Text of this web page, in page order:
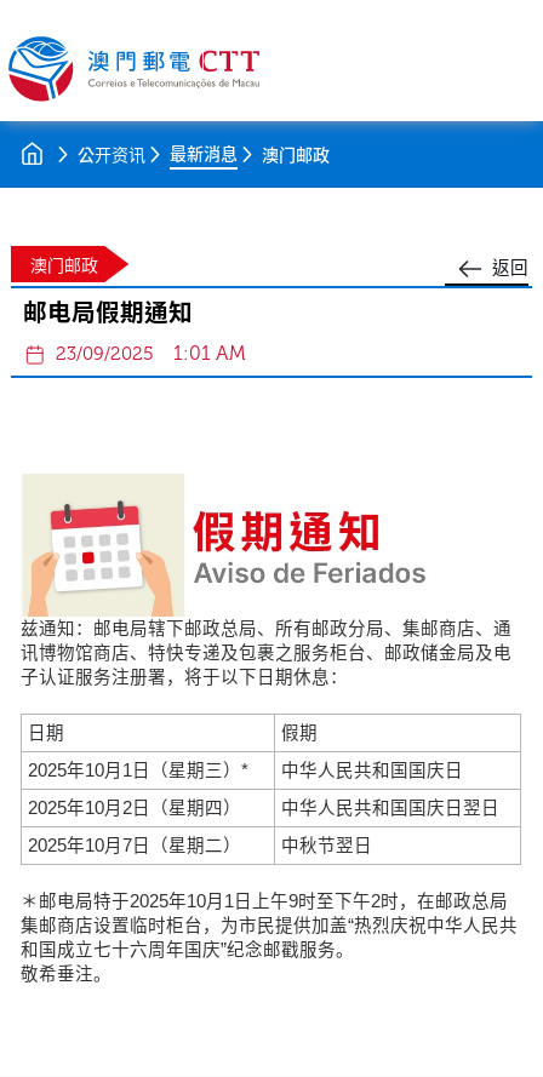
公开资讯 最新消息 澳门邮政
返回
澳门邮政
邮电局假期通知
23/09/2025 1:01 AM
兹通知：邮电局辖下邮政总局、所有邮政分局、集邮商店、通
讯博物馆商店、特快专递及包裹之服务柜台、邮政储金局及电
子认证服务注册署，将于以下日期休息：
日期
假期
2025年10月1日（星期三）*
中华人民共和国国庆日
2025年10月2日（星期四）
中华人民共和国国庆日翌日
2025年10月7日（星期二）
中秋节翌日
＊邮电局特于2025年10月1日上午9时至下午2时，在邮政总局
集邮商店设置临时柜台，为市民提供加盖“热烈庆祝中华人民共
和国成立七十六周年国庆”纪念邮戳服务。
敬希垂注。